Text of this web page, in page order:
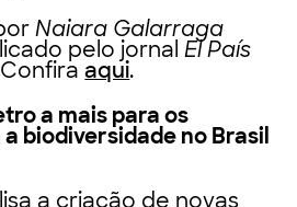
Naiara Galarraga
pelo jornalEl País
aqui.
a mais para os
biodiversidade no Brasil
a criação de novas